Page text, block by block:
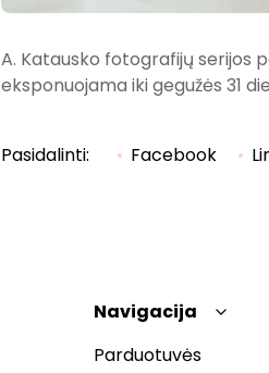
A. Katausko fotografijų serijos
eksponuojama iki gegužės 31
Pasidalinti: Facebook
Navigacija
Parduotuvės